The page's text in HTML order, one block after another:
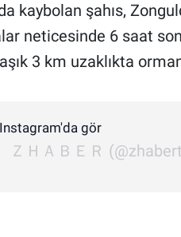
kaybolan şahıs,
neticesinde 6 saat
3 km uzaklıkta
gör
ＺＨＡＢＥＲ